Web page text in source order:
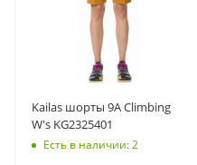
Kailas шорты 9A Climbing
W's KG2325401
Есть в наличии: 2